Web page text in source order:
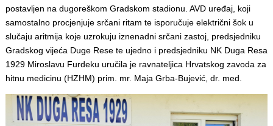
postavljen na dugoreškom Gradskom stadionu. AVD uređaj, koji
samostalno procjenjuje srčani ritam te isporučuje električni šok u
slučaju aritmija koje uzrokuju iznenadni srčani zastoj, predsjedniku
Gradskog vijeća Duge Rese te ujedno i predsjedniku NK Duga Resa
1929 Miroslavu Furdeku uručila je ravnateljica Hrvatskog zavoda za
hitnu medicinu (HZHM) prim. mr. Maja Grba-Bujević, dr. med.